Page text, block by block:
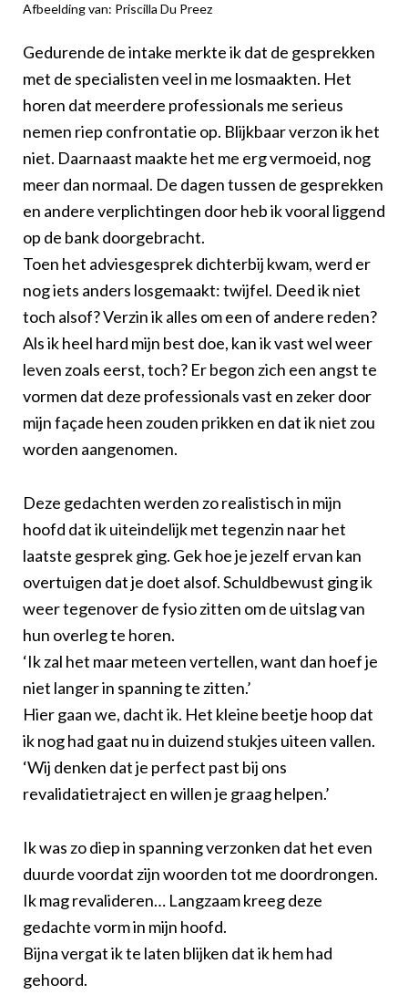
Afbeelding van: Priscilla Du Preez
Gedurende de intake merkte ik dat de gesprekken
met de specialisten veel in me losmaakten. Het
horen dat meerdere professionals me serieus
nemen riep confrontatie op. Blijkbaar verzon ik het
niet. Daarnaast maakte het me erg vermoeid, nog
meer dan normaal. De dagen tussen de gesprekken
en andere verplichtingen door heb ik vooral liggend
op de bank doorgebracht.
Toen het adviesgesprek dichterbij kwam, werd er
nog iets anders losgemaakt: twijfel. Deed ik niet
toch alsof? Verzin ik alles om een of andere reden?
Als ik heel hard mijn best doe, kan ik vast wel weer
leven zoals eerst, toch? Er begon zich een angst te
vormen dat deze professionals vast en zeker door
mijn façade heen zouden prikken en dat ik niet zou
worden aangenomen.
Deze gedachten werden zo realistisch in mijn
hoofd dat ik uiteindelijk met tegenzin naar het
laatste gesprek ging. Gek hoe je jezelf ervan kan
overtuigen dat je doet alsof. Schuldbewust ging ik
weer tegenover de fysio zitten om de uitslag van
hun overleg te horen.
‘Ik zal het maar meteen vertellen, want dan hoef je
niet langer in spanning te zitten.’
Hier gaan we, dacht ik. Het kleine beetje hoop dat
ik nog had gaat nu in duizend stukjes uiteen vallen.
‘Wij denken dat je perfect past bij ons
revalidatietraject en willen je graag helpen.’
Ik was zo diep in spanning verzonken dat het even
duurde voordat zijn woorden tot me doordrongen.
Ik mag revalideren… Langzaam kreeg deze
gedachte vorm in mijn hoofd.
Bijna vergat ik te laten blijken dat ik hem had
gehoord.